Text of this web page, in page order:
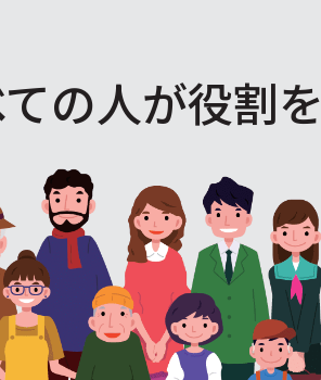
の人が役割を